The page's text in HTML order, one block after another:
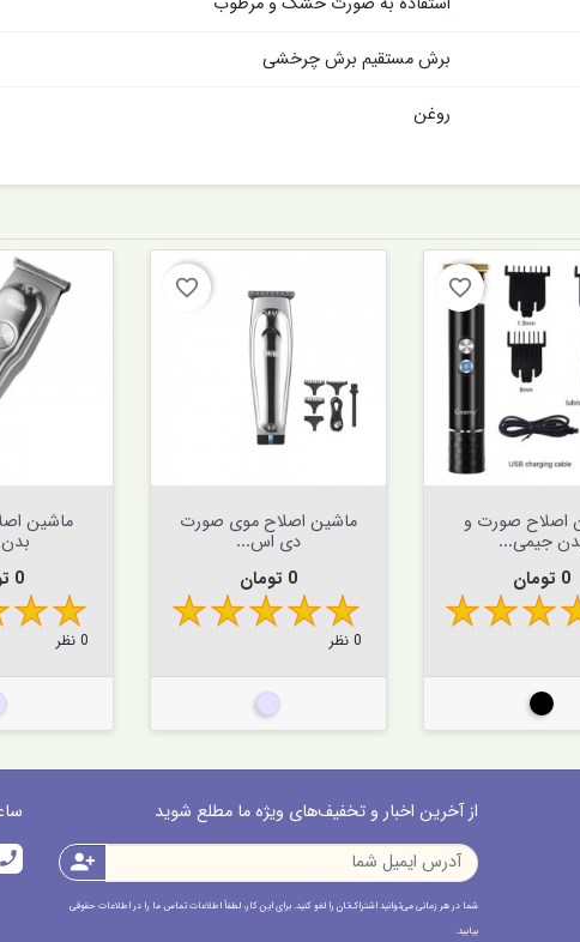
برش مستقیم برش چرخشی
روغن
favorite_border
اصلاح صورت و
جیمی...
قیمت
0 تومان
مشکی
favorite_border
ماشین اصلاح موی صورت
دی اس...
قیمت
0 تومان
0 نظر
نقره ای
ماشین
0 تومان
0 نظر
از آخرین اخبار و تخفیف‌های ویژه ما مطلع شوید
person_add
شما در هر زمانی می‌توانید اشتراک‌تان را لغو کنید. برای این کار، لطفاً اطلاعات تماس ما را در اطلاعات حقوقی
بیابید.
ساعت
call